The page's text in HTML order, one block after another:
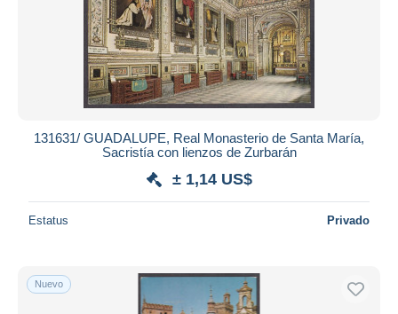
131631/ GUADALUPE, Real Monasterio de Santa María,
Sacristía con lienzos de Zurbarán
± 1,14 US$
Estatus Privado
Nuevo